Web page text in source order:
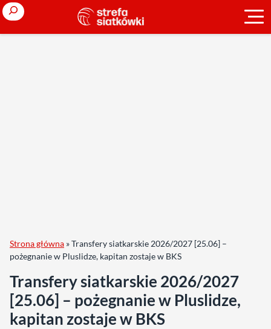
Search
Strona główna »Transfery siatkarskie 2026/2027 [25.06] –
pożegnanie w Pluslidze, kapitan zostaje w BKS
Transfery siatkarskie 2026/2027
[25.06] – pożegnanie w Pluslidze,
kapitan zostaje w BKS